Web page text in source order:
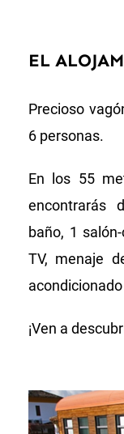
EL
Precioso
6 personas.
En los 55
encontrarás
baño, 1
TV, menaje
¡Ven a